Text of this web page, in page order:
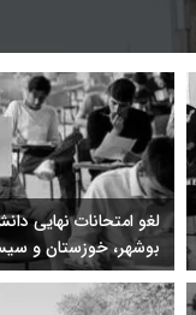
لغو امتحانات نهایی
تیر ۱۴۰۵/
برگزار خواهد شد